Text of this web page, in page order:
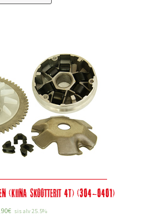
(Kiina skootterit 4T) (304-0401)
€ sis alv 25.5%